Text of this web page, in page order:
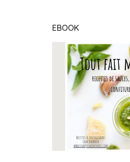
EBOOK